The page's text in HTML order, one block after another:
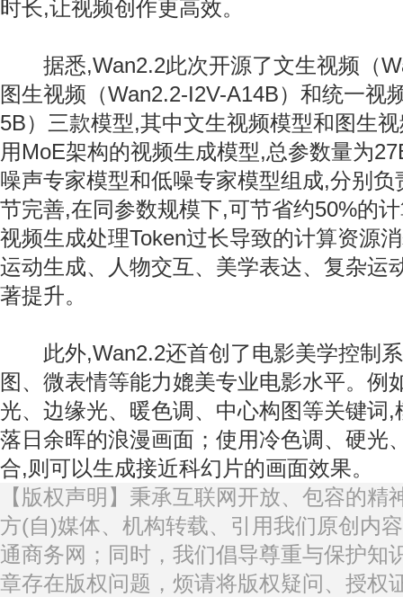
时长,让视频创作更高效。
据悉,Wan2.2此次开源了文生视频（
图生视频（Wan2.2-I2V-A14B）和统一视
5B）三款模型,其中文生视频模型和图生
用MoE架构的视频生成模型,总参数量为
噪声专家模型和低噪专家模型组成,分别
节完善,在同参数规模下,可节省约50%的
视频生成处理Token过长导致的计算资源
运动生成、人物交互、美学表达、复杂运
著提升。
此外,Wan2.2还首创了电影美学控制系
图、微表情等能力媲美专业电影水平。例
光、边缘光、暖色调、中心构图等关键词
落日余晖的浪漫画面；使用冷色调、硬光
合,则可以生成接近科幻片的画面效果。
【版权声明】秉承互联网开放、包容的精
方(自)媒体、机构转载、引用我们原创内
通商务网；同时，我们倡导尊重与保护知
章存在版权问题，烦请将版权疑问、授权